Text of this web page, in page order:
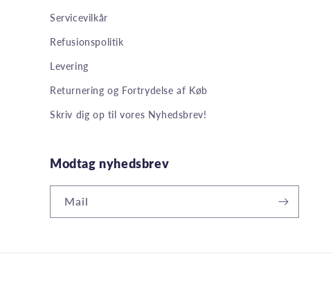
Servicevilkår
Refusionspolitik
Levering
Returnering og Fortrydelse af Køb
Skriv dig op til vores Nyhedsbrev!
Modtag nyhedsbrev
Mail